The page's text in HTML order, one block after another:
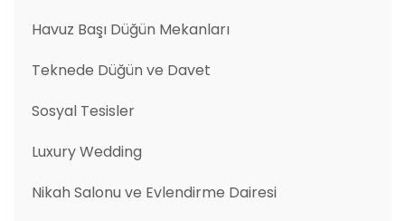
Havuz Başı Düğün Mekanları
Teknede Düğün ve Davet
Sosyal Tesisler
Luxury Wedding
Nikah Salonu ve Evlendirme Dairesi